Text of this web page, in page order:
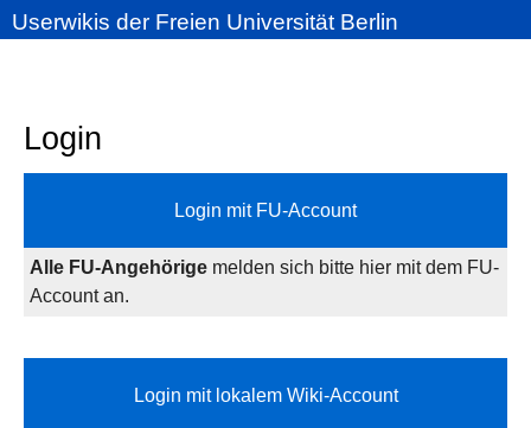
Userwikis der Freien Universität Berlin
Login
Login mit FU-Account
Alle FU-Angehörige melden sich bitte hier mit dem FU-
Account an.
Login mit lokalem Wiki-Account